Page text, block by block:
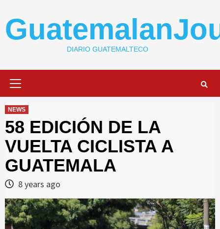
content
DIARIO GUATEMALTECO
NEWS
58 EDICIÓN DE LA
VUELTA CICLISTA A
GUATEMALA
8 years ago